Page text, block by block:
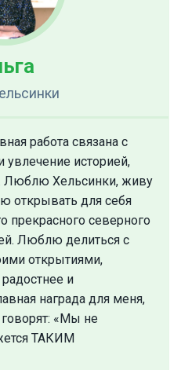
работа связана с
увлечение историей,
Люблю Хельсинки, живу
открывать для себя
прекрасного северного
Люблю делиться с
открытиями,
и
награда для меня,
«Мы не
ТАКИМ